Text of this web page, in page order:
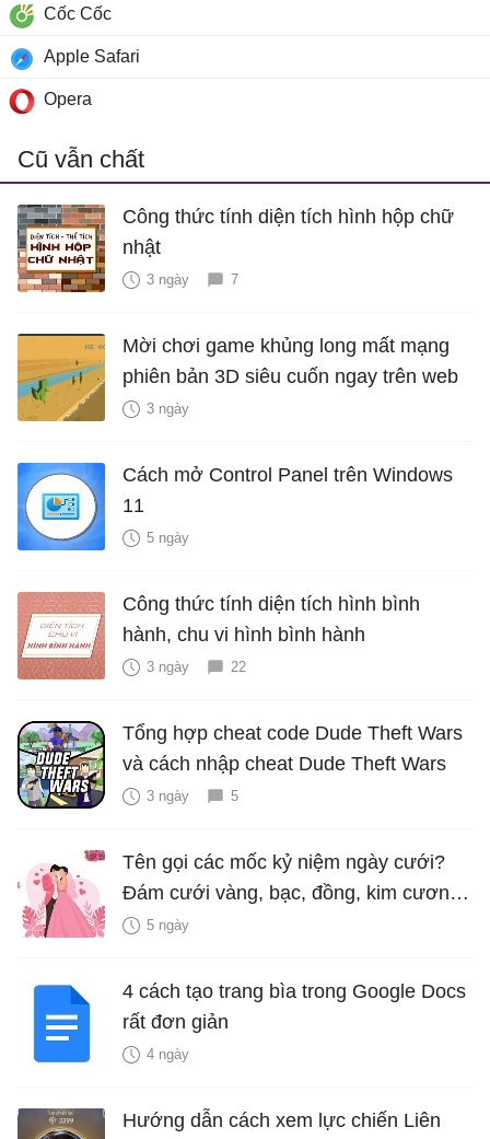
Cốc Cốc
Apple Safari
Opera
Cũ vẫn chất
Công thức tính diện tích hình hộp chữ
nhật
3 ngày 7
Mời chơi game khủng long mất mạng
phiên bản 3D siêu cuốn ngay trên web
3 ngày
Cách mở Control Panel trên Windows
11
5 ngày
Công thức tính diện tích hình bình
hành, chu vi hình bình hành
3 ngày 22
Tổng hợp cheat code Dude Theft Wars
và cách nhập cheat Dude Theft Wars
3 ngày 5
Tên gọi các mốc kỷ niệm ngày cưới?
Đám cưới vàng, bạc, đồng, kim cương
là bao nhiêu năm?
5 ngày
4 cách tạo trang bìa trong Google Docs
rất đơn giản
4 ngày
Hướng dẫn cách xem lực chiến Liên